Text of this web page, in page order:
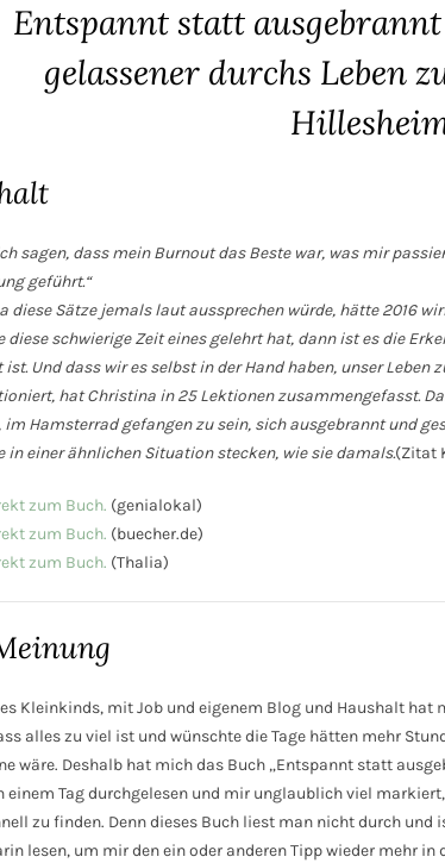
Entspannt statt
gelassener durchs Leben
sagen, dass mein Burnout das Beste war, was mir
geführt.“
diese Sätze jemals laut aussprechen würde, hätte 2016
diese schwierige Zeit eines gelehrt hat, dann ist es die
Und dass wir es selbst in der Hand haben, unser Leben
hat Christina in 25 Lektionen zusammengefasst.
im Hamsterrad gefangen zu sein, sich ausgebrannt und
in einer ähnlichen Situation stecken, wie sie damals.(Zitat
zum Buch. (genialokal)
zum Buch. (buecher.de)
zum Buch. (Thalia)
Kleinkinds, mit Job und eigenem Blog und Haushalt
alles zu viel ist und wünschte die Tage hätten mehr
wäre. Deshalb hat mich das Buch „Entspannt statt
einem Tag durchgelesen und mir unglaublich viel
zu finden. Denn dieses Buch liest man nicht durch
lesen, um mir den ein oder anderen Tipp wieder mehr